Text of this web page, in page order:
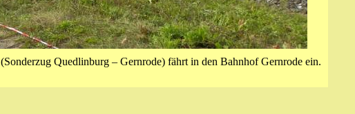
(Sonderzug Quedlinburg – Gernrode) fährt in den Bahnhof Gernrode ein.